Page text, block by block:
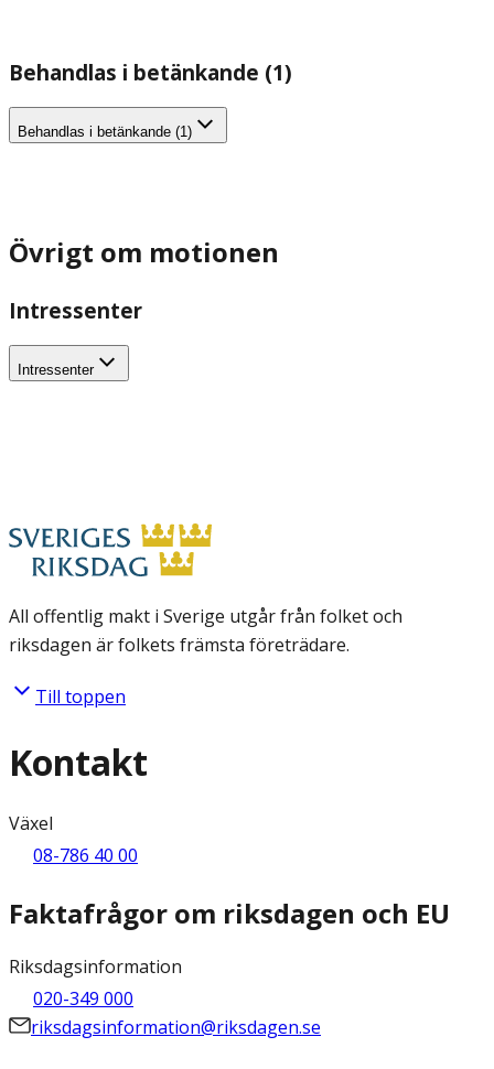
Behandlas i betänkande (1)
Behandlas i betänkande (1)
Övrigt om motionen
Intressenter
Intressenter
All offentlig makt i Sverige utgår från folket och
riksdagen är folkets främsta företrädare.
Till toppen
Kontakt
Växel
08-786 40 00
Faktafrågor om riksdagen och EU
Riksdagsinformation
020-349 000
riksdagsinformation@riksdagen.se